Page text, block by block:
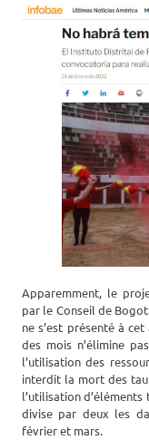
Apparemment, le
par le Conseil de
ne s’est présenté à
des mois n’élimine
l’utilisation des
interdit la mort des
l’utilisation
divise par deux les
février et mars.